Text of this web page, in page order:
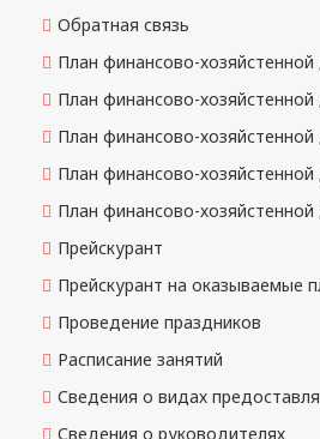
Обратная связь
План финансово-
План финансово-
План финансово-
План финансово-
План финансово-
Прейскурант
Прейскурант на оказываемые
Проведение праздников
Расписание занятий
Сведения о видах
Сведения о руководителях